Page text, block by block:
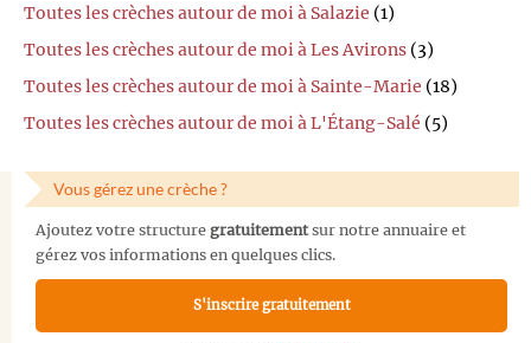
Toutes les crèches autour de moi à Salazie (1)
Toutes les crèches autour de moi à Les Avirons (3)
Toutes les crèches autour de moi à Sainte-Marie (18)
Toutes les crèches autour de moi à L'Étang-Salé (5)
Vous gérez une crèche ?
Ajoutez votre structure gratuitementsur notre annuaire et
gérez vos informations en quelques clics.
S'inscrire gratuitement